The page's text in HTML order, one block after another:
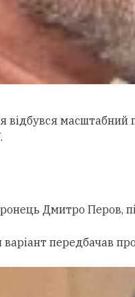
відбувся масштабний
Дмитро Перов,
варіант передбачав